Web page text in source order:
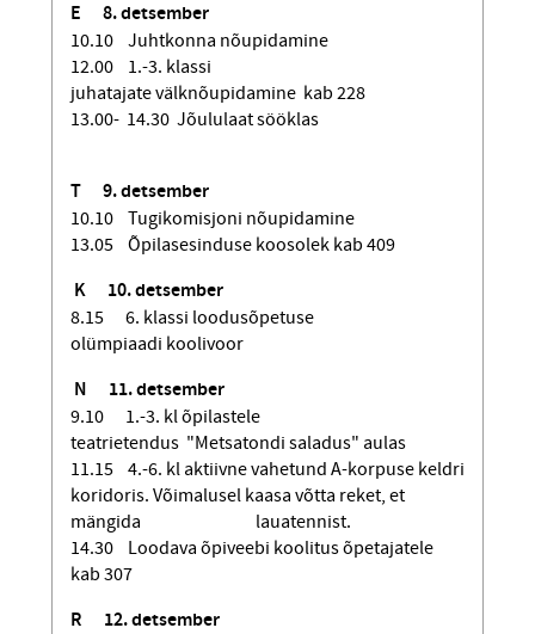
E 8. detsember
10.10 Juhtkonna nõupidamine
12.00 1.-3. klassi
juhatajate välknõupidamine kab 228
13.00- 14.30 Jõululaat sööklas
T 9. detsember
10.10 Tugikomisjoni nõupidamine
13.05 Õpilasesinduse koosolek kab 409
K 10. detsember
8.15 6. klassi loodusõpetuse
olümpiaadi koolivoor
N 11. detsember
9.10 1.-3. kl õpilastele
teatrietendus "Metsatondi saladus" aulas
11.15 4.-6. kl aktiivne vahetund A-korpuse keldri
koridoris. Võimalusel kaasa võtta reket, et
mängida lauatennist.
14.30 Loodava õpiveebi koolitus õpetajatele
kab 307
R 12. detsember